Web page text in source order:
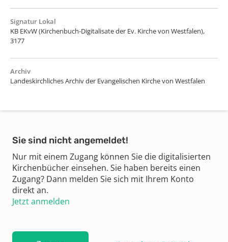
Signatur Lokal
KB EKvW (Kirchenbuch-Digitalisate der Ev. Kirche von Westfalen),
3177
Archiv
Landeskirchliches Archiv der Evangelischen Kirche von Westfalen
Sie sind nicht angemeldet!
Nur mit einem Zugang können Sie die digitalisierten
Kirchenbücher einsehen. Sie haben bereits einen
Zugang? Dann melden Sie sich mit Ihrem Konto
direkt an.
Jetzt anmelden